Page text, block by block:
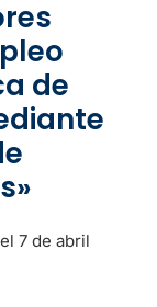
de
7 de abril